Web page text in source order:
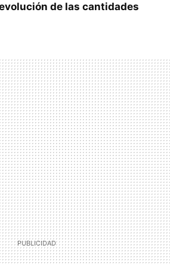
de las cantidades